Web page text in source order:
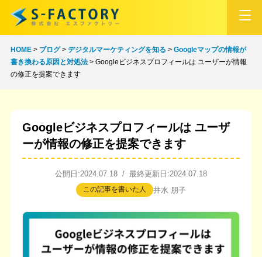
HOME> ブログ> デジタルマーケティングを知る > Googleマップの情報が
書き換わる原因と対処法> Googleビジネスプロフィールは ユーザーが情報
の修正を提案できます
Googleビジネスプロフィールは ユーザ
ーが情報の修正を提案できます
公開日:2024.07.18 / 最終更新日:2024.07.18
この記事を書いた人 井水 朋子